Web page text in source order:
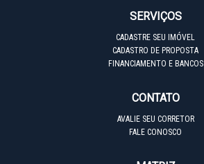
SERVIÇOS
CADASTRE SEU IMÓVEL
CADASTRO DE PROPOSTA
FINANCIAMENTO E BANCOS
CONTATO
AVALIE SEU CORRETOR
FALE CONOSCO